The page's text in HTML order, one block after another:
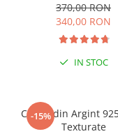
370,00 RON
340,00 RON
IN STOC
-15%
Cercei din Argint
Texturate